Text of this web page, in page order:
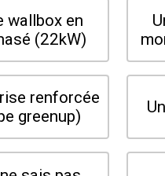
Une